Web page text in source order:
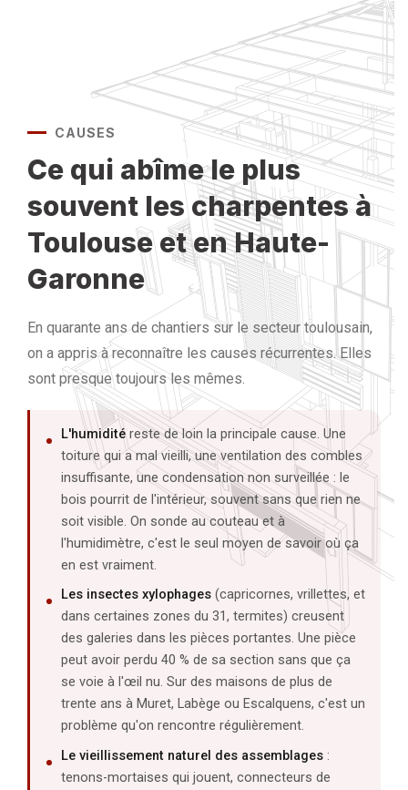
CAUSES
Ce qui abîme le plus
souvent les charpentes à
Toulouse et en Haute-
Garonne
En quarante ans de chantiers sur le secteur toulousain,
on a appris à reconnaître les causes récurrentes. Elles
sont presque toujours les mêmes.
L'humiditéreste de loin la principale cause. Une
toiture qui a mal vieilli, une ventilation des combles
insuffisante, une condensation non surveillée : le
bois pourrit de l'intérieur, souvent sans que rien ne
soit visible. On sonde au couteau et à
l'humidimètre, c'est le seul moyen de savoir où ça
en est vraiment.
Les insectes xylophages(capricornes, vrillettes, et
dans certaines zones du 31, termites) creusent
des galeries dans les pièces portantes. Une pièce
peut avoir perdu 40 % de sa section sans que ça
se voie à l'œil nu. Sur des maisons de plus de
trente ans à Muret, Labège ou Escalquens, c'est un
problème qu'on rencontre régulièrement.
Le vieillissement naturel des assemblages:
tenons-mortaises qui jouent, connecteurs de